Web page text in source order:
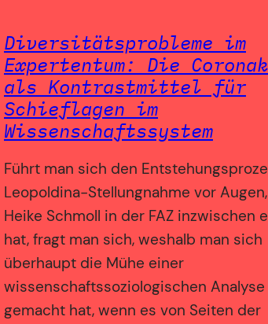
Diversitätsprobleme im
Expertentum: Die
als Kontrastmittel für
Schieflagen im
Wissenschaftssystem
Führt man sich den
Leopoldina-Stellungnahme vor
Heike Schmoll in der FAZ inzwischen
hat, fragt man sich, weshalb man sich
überhaupt die Mühe einer
wissenschaftssoziologischen Analyse
gemacht hat, wenn es von Seiten der